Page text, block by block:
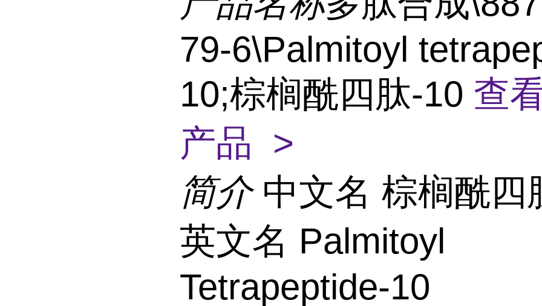
79-6\Palmitoyl
10;棕榈酰四肽-10 查
产品 >
简介 中文名 棕榈酰四
英文名 Palmitoyl
Tetrapeptide-10